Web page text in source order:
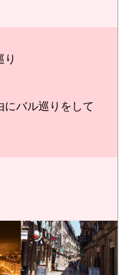
り
にバル巡りをして